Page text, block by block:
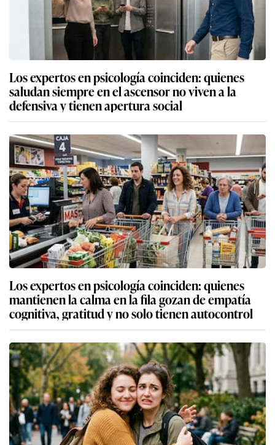
Los expertos en psicología coinciden: quienes
saludan siempre en el ascensor no viven a la
defensiva y tienen apertura social
Los expertos en psicología coinciden: quienes
mantienen la calma en la fila gozan de empatía
cognitiva, gratitud y no solo tienen autocontrol